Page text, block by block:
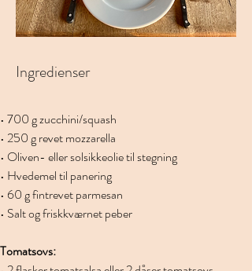
Ingredienser
• 700 g zucchini/squash
• 250 g revet mozzarella
• Oliven- eller solsikkeolie til stegning
• Hvedemel til panering
• 60 g fintrevet parmesan
• Salt og friskkværnet peber
Tomatsovs: